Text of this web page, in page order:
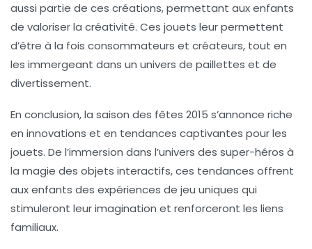
aussi partie de ces créations, permettant aux enfants
de valoriser la créativité. Ces jouets leur permettent
d’être à la fois consommateurs et créateurs, tout en
les immergeant dans un univers de paillettes et de
divertissement.
En conclusion, la saison des fêtes 2015 s’annonce riche
en innovations et en tendances captivantes pour les
jouets. De l’immersion dans l’univers des super-héros à
la magie des objets interactifs, ces tendances offrent
aux enfants des expériences de jeu uniques qui
stimuleront leur imagination et renforceront les liens
familiaux.